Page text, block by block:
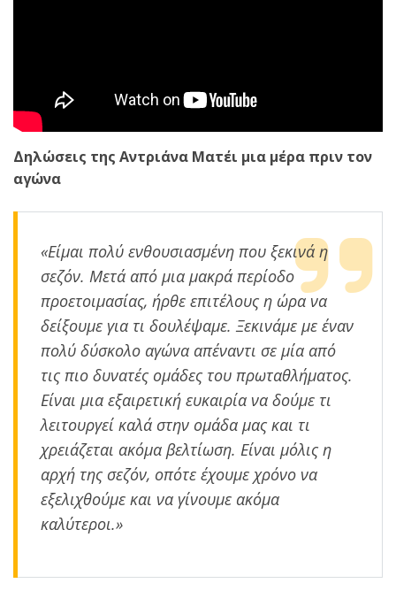
Δηλώσεις της Αντριάνα Ματέι μια μέρα πριν τον
αγώνα
«Είμαι πολύ ενθουσιασμένη που ξεκινά η
σεζόν. Μετά από μια μακρά περίοδο
προετοιμασίας, ήρθε επιτέλους η ώρα να
δείξουμε για τι δουλέψαμε. Ξεκινάμε με έναν
πολύ δύσκολο αγώνα απέναντι σε μία από
τις πιο δυνατές ομάδες του πρωταθλήματος.
Είναι μια εξαιρετική ευκαιρία να δούμε τι
λειτουργεί καλά στην ομάδα μας και τι
χρειάζεται ακόμα βελτίωση. Είναι μόλις η
αρχή της σεζόν, οπότε έχουμε χρόνο να
εξελιχθούμε και να γίνουμε ακόμα
καλύτεροι.»